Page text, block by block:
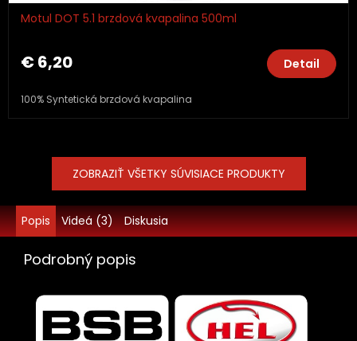
Motul DOT 5.1 brzdová kvapalina 500ml
€ 6,20 Detail
100% Syntetická brzdová kvapalina
ZOBRAZIŤ VŠETKY SÚVISIACE PRODUKTY
Popis Videá (3) Diskusia
Podrobný popis